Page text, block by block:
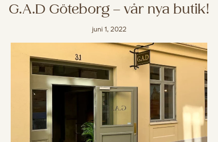
G.A.D Göteborg – vår nya butik!
juni 1, 2022